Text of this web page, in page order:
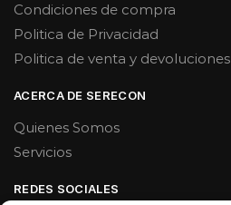
Condiciones de compra
Politica de Privacidad
Politica de venta y devoluciones
ACERCA DE SERECON
Quienes Somos
Servicios
REDES SOCIALES